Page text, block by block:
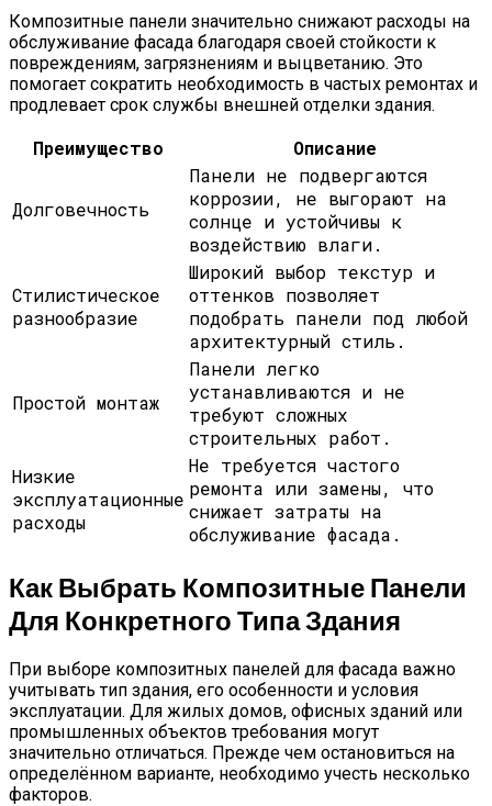
Композитные панели значительно снижают расходы на
обслуживание фасада благодаря своей стойкости к
повреждениям, загрязнениям и выцветанию. Это
помогает сократить необходимость в частых ремонтах и
продлевает срок службы внешней отделки здания.
Преимущество Описание
Долговечность
Панели не подвергаются
коррозии, не выгорают на
солнце и устойчивы к
воздействию влаги.
Стилистическое
разнообразие
Широкий выбор текстур и
оттенков позволяет
подобрать панели под любой
архитектурный стиль.
Простой монтаж
Панели легко
устанавливаются и не
требуют сложных
строительных работ.
Низкие
эксплуатационные
расходы
Не требуется частого
ремонта или замены, что
снижает затраты на
обслуживание фасада.
Как Выбрать Композитные Панели
Для Конкретного Типа Здания
При выборе композитных панелей для фасада важно
учитывать тип здания, его особенности и условия
эксплуатации. Для жилых домов, офисных зданий или
промышленных объектов требования могут
значительно отличаться. Прежде чем остановиться на
определённом варианте, необходимо учесть несколько
факторов.